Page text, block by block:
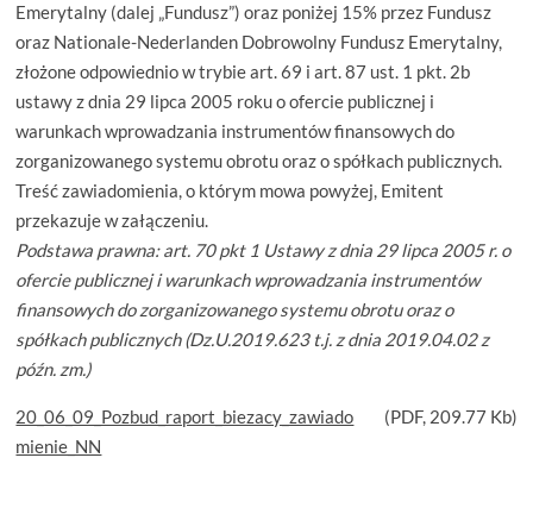
Emerytalny (dalej „Fundusz”) oraz poniżej 15% przez Fundusz
oraz Nationale-Nederlanden Dobrowolny Fundusz Emerytalny,
złożone odpowiednio w trybie art. 69 i art. 87 ust. 1 pkt. 2b
ustawy z dnia 29 lipca 2005 roku o ofercie publicznej i
warunkach wprowadzania instrumentów finansowych do
zorganizowanego systemu obrotu oraz o spółkach publicznych.
Treść zawiadomienia, o którym mowa powyżej, Emitent
przekazuje w załączeniu.
Podstawa prawna: art. 70 pkt 1 Ustawy z dnia 29 lipca 2005 r. o
ofercie publicznej i warunkach wprowadzania instrumentów
finansowych do zorganizowanego systemu obrotu oraz o
spółkach publicznych (Dz.U.2019.623 t.j. z dnia 2019.04.02 z
późn. zm.)
20_06_09_Pozbud_raport_biezacy_zawiado
mienie_NN
(PDF, 209.77 Kb)